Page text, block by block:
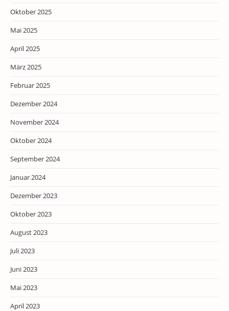
Oktober 2025
Mai 2025
April 2025
März 2025
Februar 2025
Dezember 2024
November 2024
Oktober 2024
September 2024
Januar 2024
Dezember 2023
Oktober 2023
August 2023
Juli 2023
Juni 2023
Mai 2023
April 2023